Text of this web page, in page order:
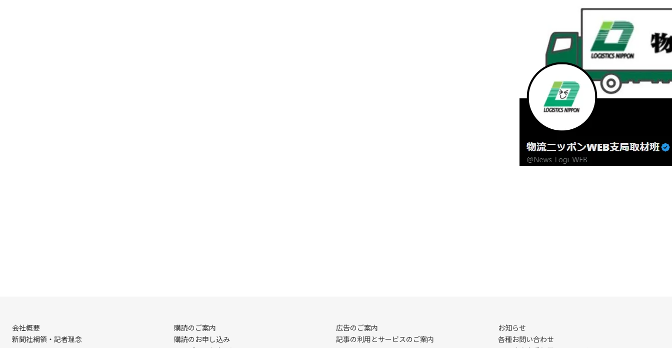
会社概要
新聞社綱領・記者理念
購読のご案内
購読のお申し込み
広告のご案内
記事の利用とサービスのご案内
お知らせ
各種お問い合わせ